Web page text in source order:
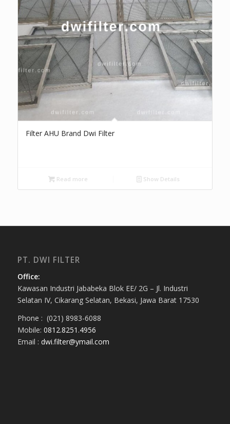
Filter AHU Brand Dwi Filter
Read more Show Details
PT. DWI FILTER
Office:
Kawasan Industri Jababeka Blok EE/ 2G – Jl. Industri
Selatan IV, Cikarang Selatan, Bekasi, Jawa Barat 17530
Phone : (021) 8983-6088
Mobile: 0812.8251.4956
Email : dwi.filter@ymail.com